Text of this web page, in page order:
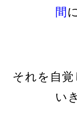
間
それを自
い